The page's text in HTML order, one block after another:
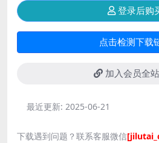
登录后购
点击检测下载
加入会员全
最近更新: 2025-06-21
下载遇到问题？联系客服微信